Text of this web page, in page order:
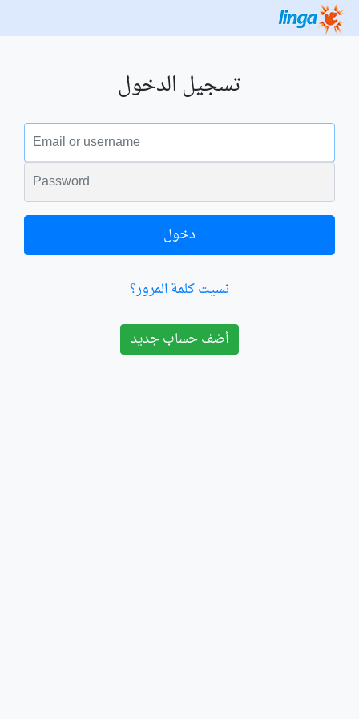
تسجيل الدخول
البريد الالكتروني
الكلمة السرية
دخول
نسيت كلمة المرور؟
أضف حساب جديد